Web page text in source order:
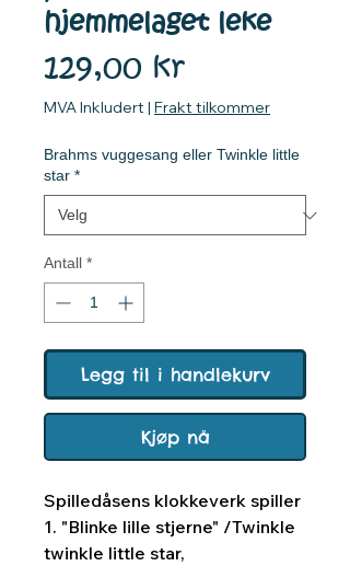
hjemmelaget leke
129,00 krPris
MVA Inkludert | Frakt tilkommer
Brahms vuggesang eller Twinkle little
star *
Antall *
Legg til i handlekurv
Kjøp nå
Spilledåsens klokkeverk spiller
1. "Blinke lille stjerne" /Twinkle
twinkle little star,